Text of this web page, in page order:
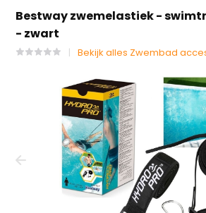
Bestway zwemelastiek -
- zwart
Bekijk alles Zwembad